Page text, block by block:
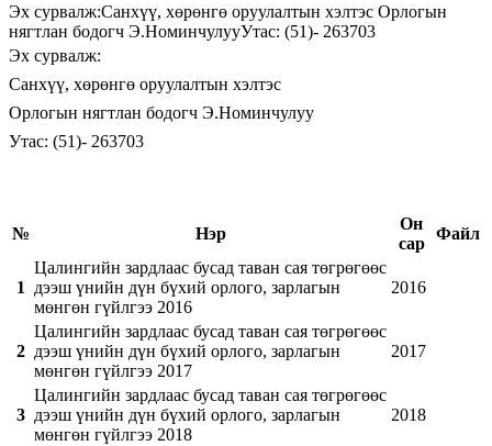
Эх сурвалж:Санхүү, хөрөнгө оруулалтын хэлтэс Орлогын
нягтлан бодогч Э.НоминчулууУтас: (51)- 263703
Эх сурвалж:
Санхүү, хөрөнгө оруулалтын хэлтэс
Орлогын нягтлан бодогч Э.Номинчулуу
Утас: (51)- 263703
№ Нэр
Он
сар
Файл
1
Цалингийн зардлаас бусад таван сая төгрөгөөс
дээш үнийн дүн бүхий орлого, зарлагын
мөнгөн гүйлгээ 2016
2016
2
Цалингийн зардлаас бусад таван сая төгрөгөөс
дээш үнийн дүн бүхий орлого, зарлагын
мөнгөн гүйлгээ 2017
2017
3
Цалингийн зардлаас бусад таван сая төгрөгөөс
дээш үнийн дүн бүхий орлого, зарлагын
мөнгөн гүйлгээ 2018
2018